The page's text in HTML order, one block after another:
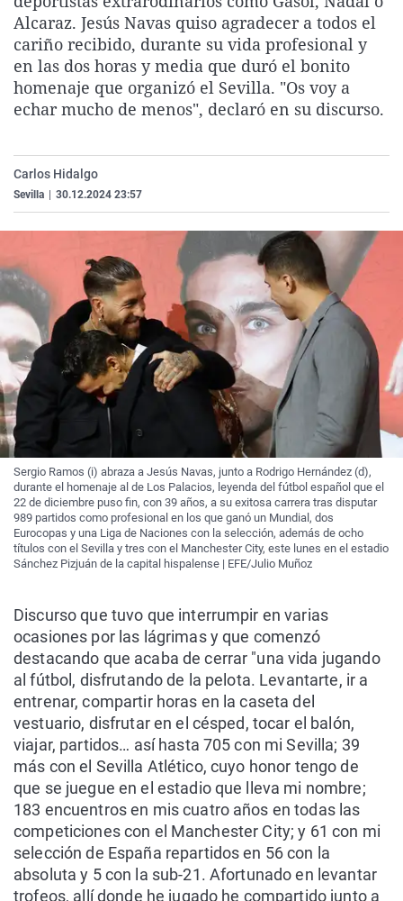
La rosa de los vientos
Gente viajera
Como el perro y el
Caso
Retornados
Equipo de
Operación Viuda
Extremadura
Galicia
La Rioja
Navarra
Virales
Televisión
Elecciones
Alcaraz. Jesús Navas quiso agradecer a todos el
cariño recibido, durante su vida profesional y
en las dos horas y media que duró el bonito
homenaje que organizó el Sevilla. "Os voy a
echar mucho de menos", declaró en su discurso.
Carlos Hidalgo
Sevilla 30.12.2024 23:57
Sergio Ramos (i) abraza a Jesús Navas, junto a Rodrigo Hernández (d),
durante el homenaje al de Los Palacios, leyenda del fútbol español que el
22 de diciembre puso fin, con 39 años, a su exitosa carrera tras disputar
989 partidos como profesional en los que ganó un Mundial, dos
Eurocopas y una Liga de Naciones con la selección, además de ocho
títulos con el Sevilla y tres con el Manchester City, este lunes en el estadio
Sánchez Pizjuán de la capital hispalense | EFE/Julio Muñoz
Discurso que tuvo que interrumpir en varias
ocasiones por las lágrimas y que comenzó
destacando que acaba de cerrar "una vida jugando
al fútbol, disfrutando de la pelota. Levantarte, ir a
entrenar, compartir horas en la caseta del
vestuario, disfrutar en el césped, tocar el balón,
viajar, partidos… así hasta 705 con mi Sevilla; 39
más con el Sevilla Atlético, cuyo honor tengo de
que se juegue en el estadio que lleva mi nombre;
183 encuentros en mis cuatro años en todas las
competiciones con el Manchester City; y 61 con mi
selección de España repartidos en 56 con la
absoluta y 5 con la sub-21. Afortunado en levantar
trofeos, allí donde he jugado he compartido junto a